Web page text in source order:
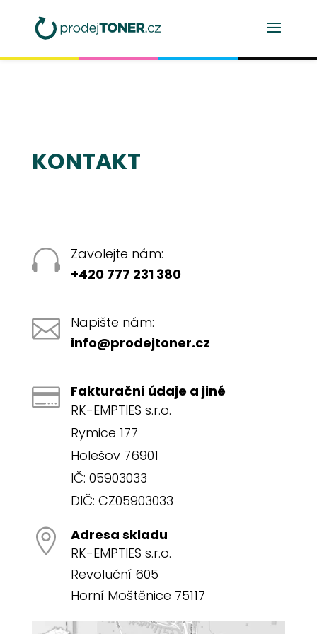
KONTAKT

Zavolejte nám:
+420 777 231 380

Napište nám:
info@prodejtoner.cz

Fakturační údaje a jiné
RK-EMPTIES s.r.o.
Rymice 177
Holešov 76901
IČ: 05903033
DIČ: CZ05903033

Adresa skladu
RK-EMPTIES s.r.o.
Revoluční 605
Horní Moštěnice 75117